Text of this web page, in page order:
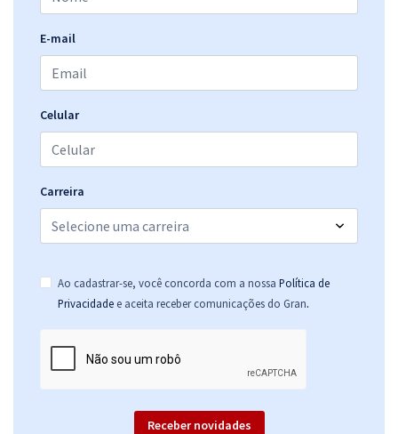
Economize R$ 88,56 (-20%)
E-mail
Celular
Carreira
Ao cadastrar-se, você concorda com a nossa Política de
Privacidade e aceita receber comunicações do Gran.
Receber novidades